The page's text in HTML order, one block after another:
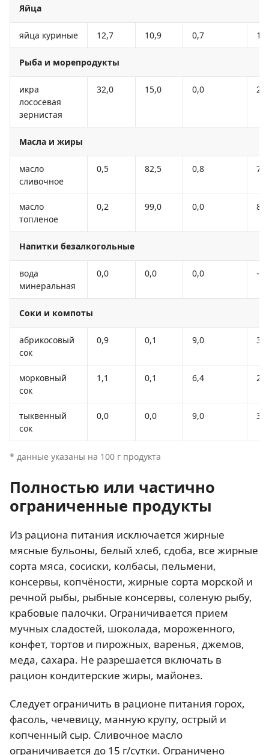
Яйца
яйца куриные 12,7 10,9 0,7
Рыба и морепродукты
икра
лососевая
зернистая
32,0 15,0 0,0
Масла и жиры
масло
сливочное
0,5 82,5 0,8
масло
топленое
0,2 99,0 0,0
Напитки безалкогольные
вода
минеральная
0,0 0,0 0,0 -
Соки и компоты
абрикосовый
сок
0,9 0,1 9,0 38
морковный
сок
1,1 0,1 6,4 28
тыквенный
сок
0,0 0,0 9,0 38
* данные указаны на 100 г продукта
Полностью или частично
ограниченные продукты
Из рациона питания исключается жирные
мясные бульоны, белый хлеб, сдоба, все жирные
сорта мяса, сосиски, колбасы, пельмени,
консервы, копчёности, жирные сорта морской и
речной рыбы, рыбные консервы, соленую рыбу,
крабовые палочки. Ограничивается прием
мучных сладостей, шоколада, мороженного,
конфет, тортов и пирожных, варенья, джемов,
меда, сахара. Не разрешается включать в
рацион кондитерские жиры, майонез.
Следует ограничить в рационе питания горох,
фасоль, чечевицу, манную крупу, острый и
копченный сыр. Сливочное масло
ограничивается до 15 г/сутки. Ограничено